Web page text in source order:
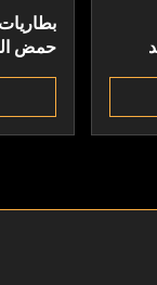
حمض